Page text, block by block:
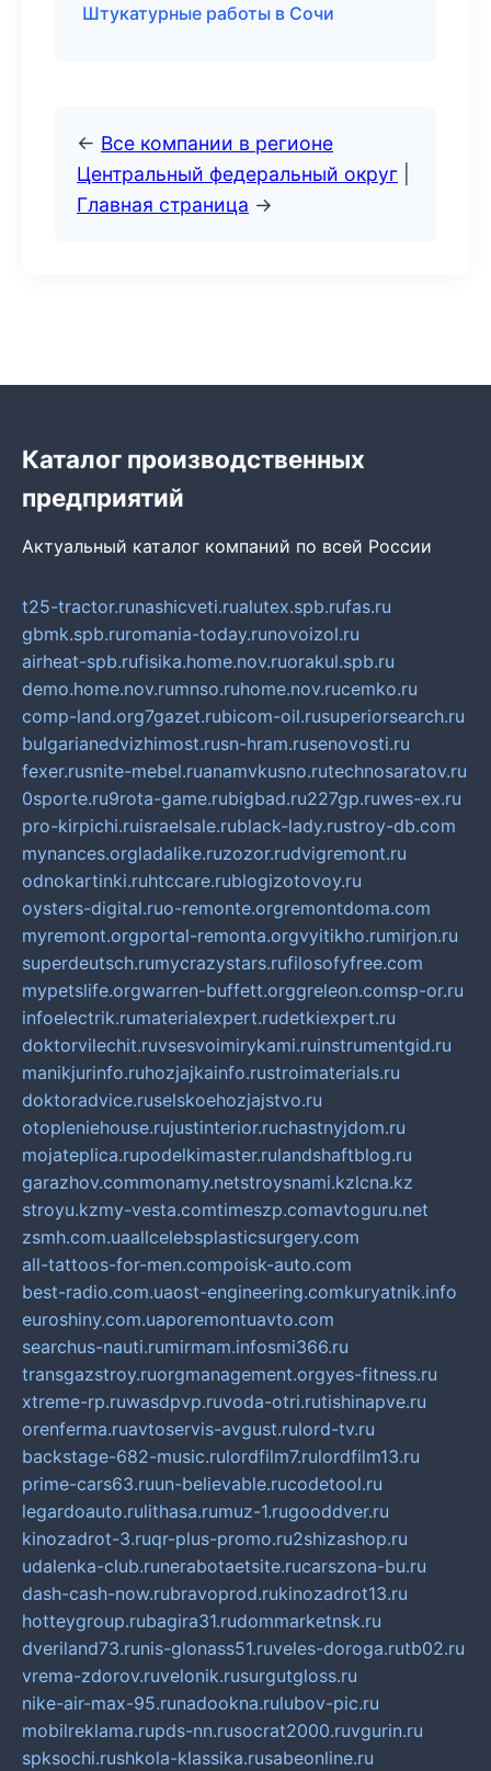
Штукатурные работы в Сочи
← Все компании в регионе
Центральный федеральный округ
Главная страница →
Каталог производственных
предприятий
Актуальный каталог компаний по всей России
t25-tractor.runashicveti.rualutex.spb.rufas.ru
gbmk.spb.ruromania-today.runovoizol.ru
airheat-spb.rufisika.home.nov.ruorakul.spb.ru
demo.home.nov.rumnso.ruhome.nov.rucemko.ru
comp-land.org7gazet.rubicom-oil.rusuperiorsearch.ru
bulgarianedvizhimost.rusn-hram.rusenovosti.ru
fexer.rusnite-mebel.ruanamvkusno.rutechnosaratov.ru
0sporte.ru9rota-game.rubigbad.ru227gp.ruwes-ex.ru
pro-kirpichi.ruisraelsale.rublack-lady.rustroy-db.com
mynances.orgladalike.ruzozor.rudvigremont.ru
odnokartinki.ruhtccare.rublogizotovoy.ru
oysters-digital.ruo-remonte.orgremontdoma.com
myremont.orgportal-remonta.orgvyitikho.rumirjon.ru
superdeutsch.rumycrazystars.rufilosofyfree.com
mypetslife.orgwarren-buffett.orggreleon.comsp-or.ru
infoelectrik.rumaterialexpert.rudetkiexpert.ru
doktorvilechit.ruvsesvoimirykami.ruinstrumentgid.ru
manikjurinfo.ruhozjajkainfo.rustroimaterials.ru
doktoradvice.ruselskoehozjajstvo.ru
otopleniehouse.rujustinterior.ruchastnyjdom.ru
mojateplica.rupodelkimaster.rulandshaftblog.ru
garazhov.commonamy.netstroysnami.kzlcna.kz
stroyu.kzmy-vesta.comtimeszp.comavtoguru.net
zsmh.com.uaallcelebsplasticsurgery.com
all-tattoos-for-men.compoisk-auto.com
best-radio.com.uaost-engineering.comkuryatnik.info
euroshiny.com.uaporemontuavto.com
searchus-nauti.rumirmam.infosmi366.ru
transgazstroy.ruorgmanagement.orgyes-fitness.ru
xtreme-rp.ruwasdpvp.ruvoda-otri.rutishinapve.ru
orenferma.ruavtoservis-avgust.rulord-tv.ru
backstage-682-music.rulordfilm7.rulordfilm13.ru
prime-cars63.ruun-believable.rucodetool.ru
legardoauto.rulithasa.rumuz-1.rugooddver.ru
kinozadrot-3.ruqr-plus-promo.ru2shizashop.ru
udalenka-club.runerabotaetsite.rucarszona-bu.ru
dash-cash-now.rubravoprod.rukinozadrot13.ru
hotteygroup.rubagira31.rudommarketnsk.ru
dveriland73.runis-glonass51.ruveles-doroga.rutb02.ru
vrema-zdorov.ruvelonik.rusurgutgloss.ru
nike-air-max-95.runadookna.rulubov-pic.ru
mobilreklama.rupds-nn.rusocrat2000.ruvgurin.ru
spksochi.rushkola-klassika.rusabeonline.ru